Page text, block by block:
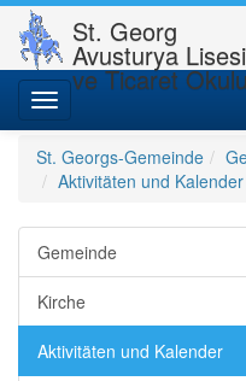
St. Georg
Avusturya Lisesi
ve Ticaret
Toggle
navigation
St. Georgs-Gemeinde
Aktivitäten und Kalender
Gemeinde
Kirche
Aktivitäten und Kalender